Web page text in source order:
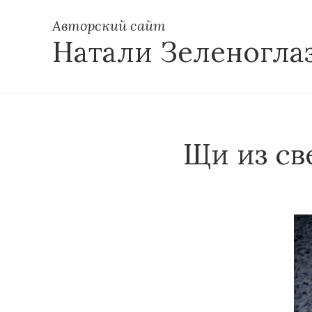
Авторский сайт
Натали
Щи из